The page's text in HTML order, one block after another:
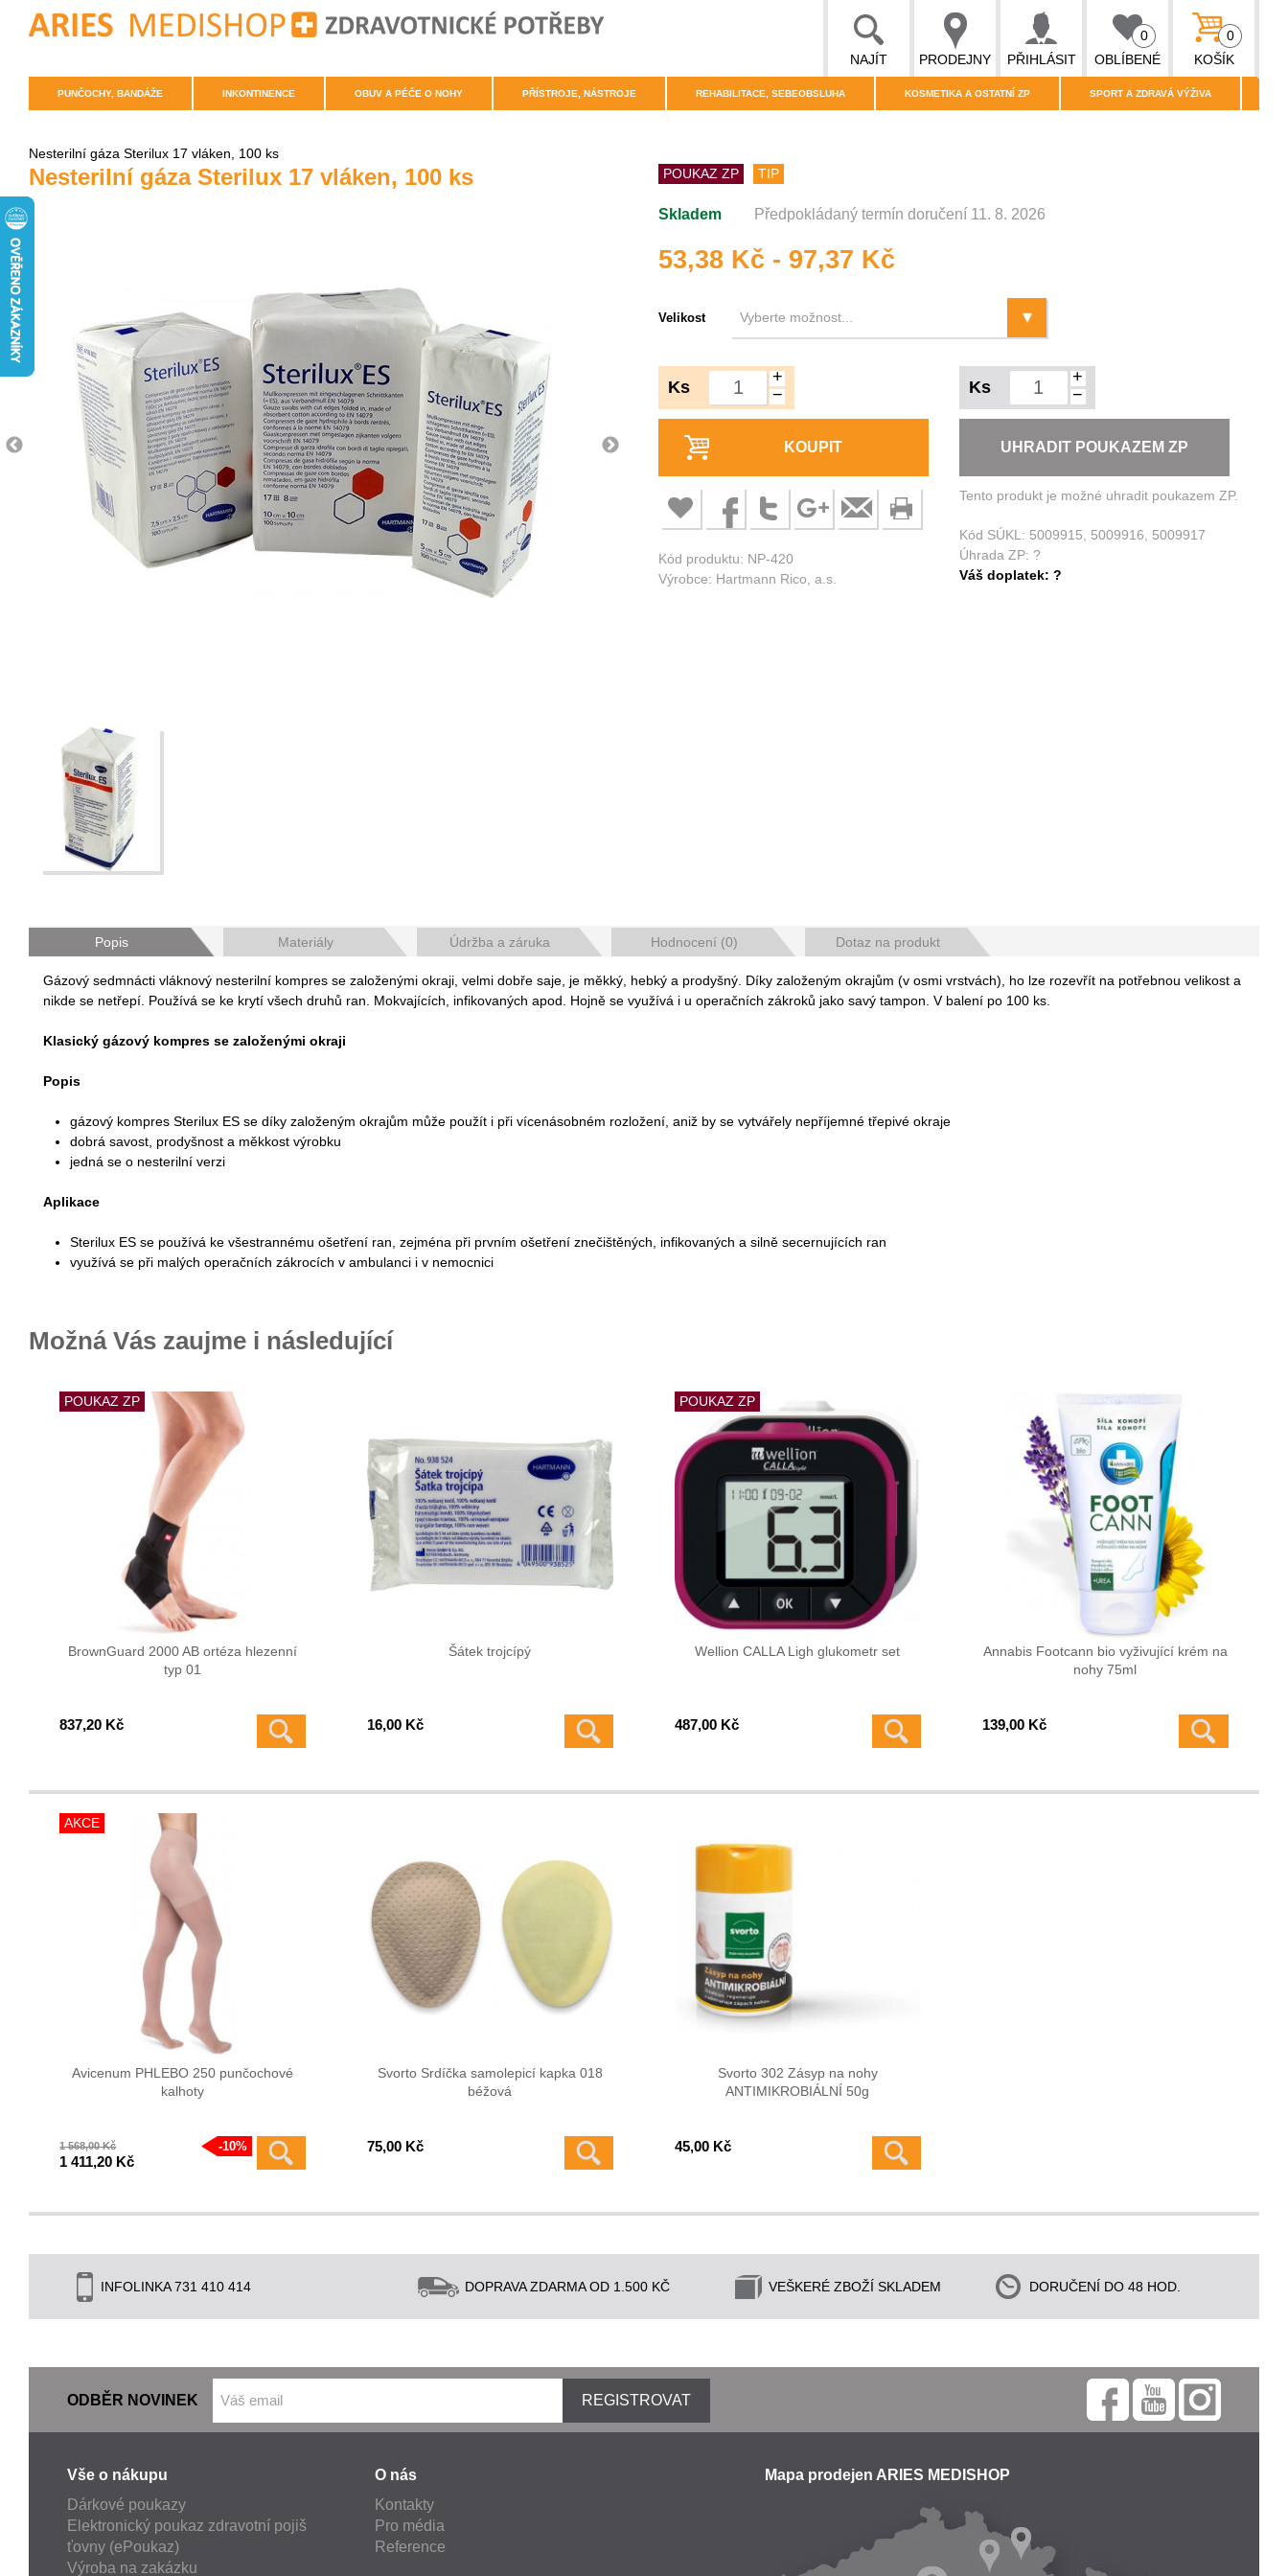
NAJÍT PRODEJNY PŘIHLÁSIT OBLÍBENÉ
0
KOŠÍK
0
PUNČOCHY, BANDÁŽE INKONTINENCE OBUV A PÉČE O NOHY PŘÍSTROJE, NÁSTROJE REHABILITACE, SEBEOBSLUHA KOSMETIKA A OSTATNÍ ZP SPORT A ZDRAVÁ VÝŽIVA
Nesterilní gáza Sterilux 17 vláken, 100 ks
Nesterilní gáza Sterilux 17 vláken, 100 ks POUKAZ ZP TIP
Skladem Předpokládaný termín doručení 11. 8. 2026
53,38 Kč - 97,37 Kč
Velikost
Ks
+
−
KOUPIT
Kód produktu: NP-420
Výrobce: Hartmann Rico, a.s.
Ks
+
−
UHRADIT POUKAZEM ZP
Tento produkt je možné uhradit poukazem ZP.
Kód SÚKL: 5009915, 5009916, 5009917
Úhrada ZP: ?
Váš doplatek: ?
Popis Materiály Údržba a záruka Hodnocení (0) Dotaz na produkt
Gázový sedmnácti vláknový nesterilní kompres se založenými okraji, velmi dobře saje, je měkký, hebký a prodyšný. Díky založeným okrajům (v osmi vrstvách), ho lze rozevřít na potřebnou velikost a
nikde se netřepí. Používá se ke krytí všech druhů ran. Mokvajících, infikovaných apod. Hojně se využívá i u operačních zákroků jako savý tampon. V balení po 100 ks.
Klasický gázový kompres se založenými okraji
Popis
gázový kompres Sterilux ES se díky založeným okrajům může použít i při vícenásobném rozložení, aniž by se vytvářely nepříjemné třepivé okraje
dobrá savost, prodyšnost a měkkost výrobku
jedná se o nesterilní verzi
Aplikace
Sterilux ES se používá ke všestrannému ošetření ran, zejména při prvním ošetření znečištěných, infikovaných a silně secernujících ran
využívá se při malých operačních zákrocích v ambulanci i v nemocnici
Možná Vás zaujme i následující
POUKAZ ZP
BrownGuard 2000 AB ortéza hlezenní
typ 01
837,20 Kč
Šátek trojcípý
16,00 Kč
POUKAZ ZP
Wellion CALLA Ligh glukometr set
487,00 Kč
Annabis Footcann bio vyživující krém na
nohy 75ml
139,00 Kč
AKCE
Avicenum PHLEBO 250 punčochové
kalhoty
1 568,00 Kč 10%
1 411,20 Kč
Svorto Srdíčka samolepicí kapka 018
béžová
75,00 Kč
Svorto 302 Zásyp na nohy
ANTIMIKROBIÁLNÍ 50g
45,00 Kč
INFOLINKA 731 410 414 DOPRAVA ZDARMA OD 1.500 KČ VEŠKERÉ ZBOŽÍ SKLADEM DORUČENÍ DO 48 HOD.
ODBĚR NOVINEK REGISTROVAT
Vše o nákupu
Dárkové poukazy
Elektronický poukaz zdravotní pojiš
ťovny (ePoukaz)
Výroba na zakázku
O nás
Kontakty
Pro média
Reference
Mapa prodejen ARIES MEDISHOP